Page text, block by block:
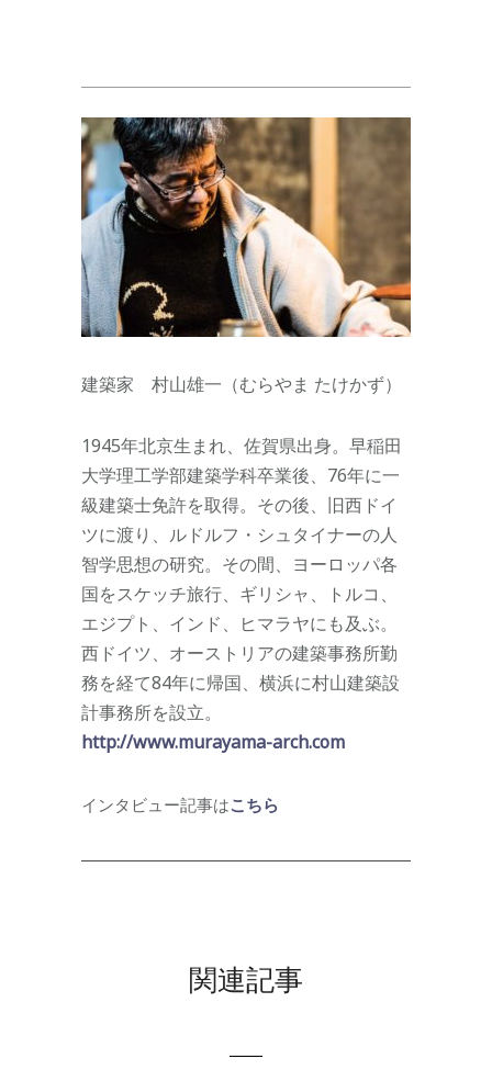
建築家 村山雄一（むらやま たけかず）
1945年北京生まれ、佐賀県出身。早稲田
大学理工学部建築学科卒業後、76年に一
級建築士免許を取得。その後、旧西ドイ
ツに渡り、ルドルフ・シュタイナーの人
智学思想の研究。その間、ヨーロッパ各
国をスケッチ旅行、ギリシャ、トルコ、
エジプト、インド、ヒマラヤにも及ぶ。
西ドイツ、オーストリアの建築事務所勤
務を経て84年に帰国、横浜に村山建築設
計事務所を設立。
http://www.murayama-arch.com
インタビュー記事はこちら
関連記事